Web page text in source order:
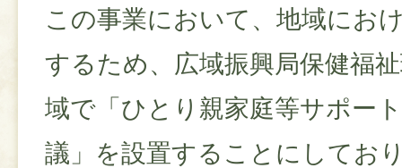
この事業において、地域にお
するため、広域振興局保健福
域で「ひとり親家庭等サポー
議」を設置することにしてお